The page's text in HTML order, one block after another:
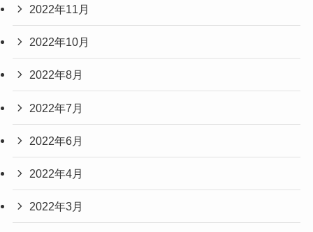
2022年11月
2022年10月
2022年8月
2022年7月
2022年6月
2022年4月
2022年3月